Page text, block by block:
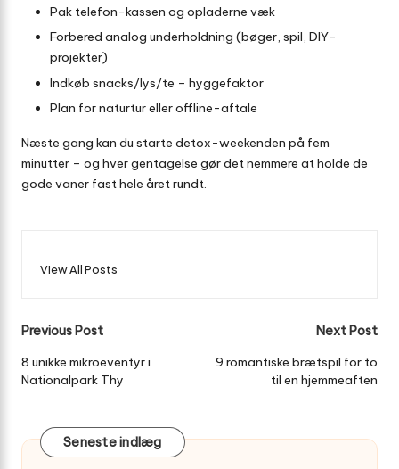
Pak telefon-kassen og opladerne væk
Forbered analog underholdning (bøger, spil, DIY-
projekter)
Indkøb snacks/lys/te – hyggefaktor
Plan for naturtur eller offline-aftale
Næste gang kan du starte detox-weekenden på fem
minutter – og hver gentagelse gør det nemmere at holde de
gode vaner fast hele året rundt.
View All Posts
Post
navigation
Previous Post
8 unikke mikroeventyr i
Nationalpark Thy
Next Post
9 romantiske brætspil for to
til en hjemmeaften
Seneste indlæg